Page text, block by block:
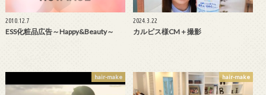
2010.12.7
ESS化粧品広告～Happy&Beauty～
2024.3.22
カルピス様CM＋撮影
hair-make hair-make